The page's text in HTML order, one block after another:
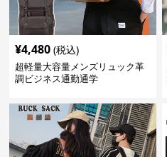
¥4,480 (税込)
超軽量大容量メンズリュック革
調ビジネス通勤通学